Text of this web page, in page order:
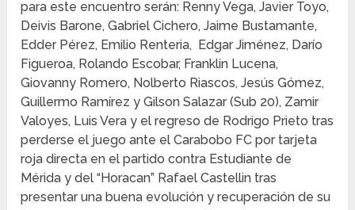
para este encuentro serán: Renny Vega, Javier Toyo,
Deivis Barone, Gabriel Cichero, Jaime Bustamante,
Edder Pérez, Emilio Renteria, Edgar Jiménez, Darío
Figueroa, Rolando Escobar, Franklin Lucena,
Giovanny Romero, Nolberto Riascos, Jesús Gómez,
Guillermo Ramírez y Gilson Salazar (Sub 20), Zamir
Valoyes, Luis Vera y el regreso de Rodrigo Prieto tras
perderse el juego ante el Carabobo FC por tarjeta
roja directa en el partido contra Estudiante de
Mérida y del “Horacan” Rafael Castellin tras
presentar una buena evolución y recuperación de su